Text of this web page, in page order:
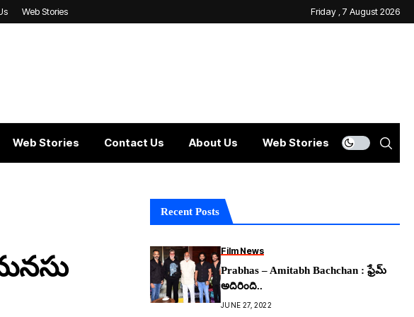
Web Stories Friday , 7 August 2026
Web Stories Contact Us About Us Web Stories
Recent Posts
Film News
Prabhas – Amitabh Bachchan : ఫ్రేమ్
అదిరింది..
JUNE 27, 2022